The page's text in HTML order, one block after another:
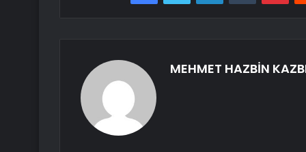
MEHMET HAZBİN